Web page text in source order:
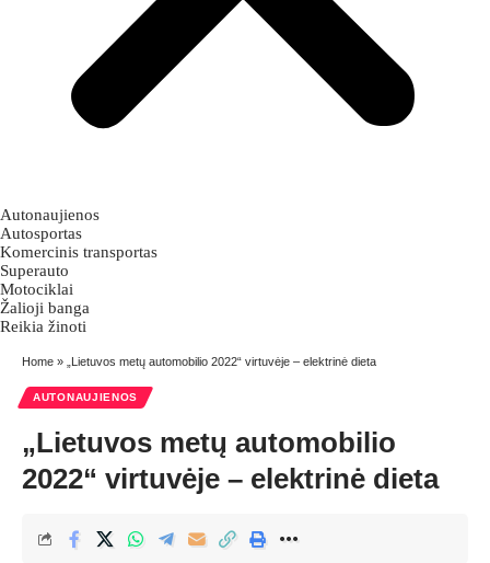
Autonaujienos
Autosportas
Komercinis transportas
Superauto
Motociklai
Žalioji banga
Reikia žinoti
Home » „Lietuvos metų automobilio 2022“ virtuvėje – elektrinė dieta
AUTONAUJIENOS
„Lietuvos metų automobilio
2022“ virtuvėje – elektrinė dieta